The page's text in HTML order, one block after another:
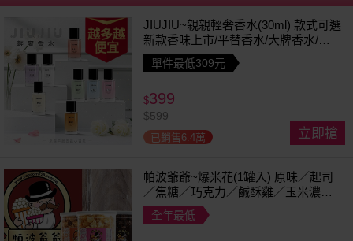
越多越
便宜
JIUJIU~親親輕奢香水(30ml) 款式可選
新款香味上市/平替香水/大牌香水/大
牌平替
單件最低309元
$399
$599
已銷售6.4萬 立即搶
帕波爺爺~爆米花(1罐入) 原味／起司
／焦糖／巧克力／鹹酥雞／玉米濃湯
／珍珠奶茶 款式可選
全年最低